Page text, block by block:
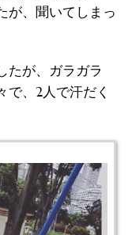
が、聞いてしまっ
たが、ガラガラ
で、2人で汗だく